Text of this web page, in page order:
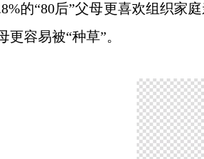
“80后”父母更喜欢组织家庭
更容易被“种草”。